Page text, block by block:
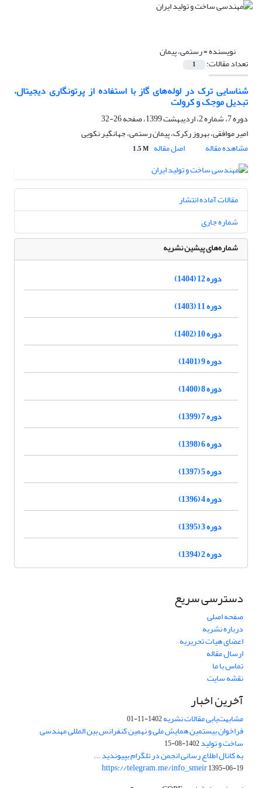
نویسنده =رستمی، پیمان
تعداد مقالات: 1
شناسایی ترک در لوله‌های گاز با استفاده از پرتونگاری دیجیتال،
تبدیل موجک و کرولت
دوره 7، شماره 2، اردیبهشت 1399، صفحه
26-32
امیر موافقی، بهروز رکرک، پیمان رستمی، جهانگیر نکویی
مشاهده مقاله
اصل مقاله 1.5 M
مقالات آماده انتشار
شماره جاری
شماره‌های پیشین نشریه
دوره 12 (1404)
دوره 11 (1403)
دوره 10 (1402)
دوره 9 (1401)
دوره 8 (1400)
دوره 7 (1399)
دوره 6 (1398)
دوره 5 (1397)
دوره 4 (1396)
دوره 3 (1395)
دوره 2 (1394)
دسترسی سریع
صفحه اصلی
درباره نشریه
اعضای هیات تحریریه
ارسال مقاله
تماس با ما
نقشه سایت
آخرین اخبار
مشابهت‌یابی مقالات نشریه1402-11-01
فراخوان بیستمین همایش ملی و نهمین کنفرانس بین المللی مهندسی
ساخت و تولید1402-08-15
به کانال اطلاع رسانی انجمن در تلگرام بپیوندید ...
https://telegram.me/info_smeir1395-06-19